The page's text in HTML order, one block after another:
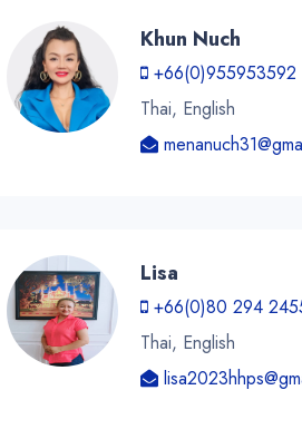
Khun Nuch
+66(0)955953592
Thai, English
Lisa
+66(0)80 294
Thai, English